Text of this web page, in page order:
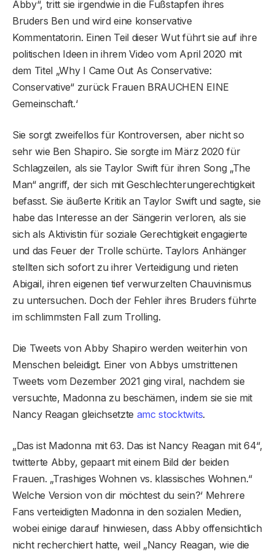
Abby“, tritt sie irgendwie in die Fußstapfen ihres
Bruders Ben und wird eine konservative
Kommentatorin. Einen Teil dieser Wut führt sie auf ihre
politischen Ideen in ihrem Video vom April 2020 mit
dem Titel „Why I Came Out As Conservative:
Conservative“ zurück Frauen BRAUCHEN EINE
Gemeinschaft.‘
Sie sorgt zweifellos für Kontroversen, aber nicht so
sehr wie Ben Shapiro. Sie sorgte im März 2020 für
Schlagzeilen, als sie Taylor Swift für ihren Song „The
Man“ angriff, der sich mit Geschlechterungerechtigkeit
befasst. Sie äußerte Kritik an Taylor Swift und sagte, sie
habe das Interesse an der Sängerin verloren, als sie
sich als Aktivistin für soziale Gerechtigkeit engagierte
und das Feuer der Trolle schürte. Taylors Anhänger
stellten sich sofort zu ihrer Verteidigung und rieten
Abigail, ihren eigenen tief verwurzelten Chauvinismus
zu untersuchen. Doch der Fehler ihres Bruders führte
im schlimmsten Fall zum Trolling.
Die Tweets von Abby Shapiro werden weiterhin von
Menschen beleidigt. Einer von Abbys umstrittenen
Tweets vom Dezember 2021 ging viral, nachdem sie
versuchte, Madonna zu beschämen, indem sie sie mit
Nancy Reagan gleichsetzte amc stocktwits.
„Das ist Madonna mit 63. Das ist Nancy Reagan mit 64“,
twitterte Abby, gepaart mit einem Bild der beiden
Frauen. „Trashiges Wohnen vs. klassisches Wohnen.“
Welche Version von dir möchtest du sein?‘ Mehrere
Fans verteidigten Madonna in den sozialen Medien,
wobei einige darauf hinwiesen, dass Abby offensichtlich
nicht recherchiert hatte, weil „Nancy Reagan, wie die